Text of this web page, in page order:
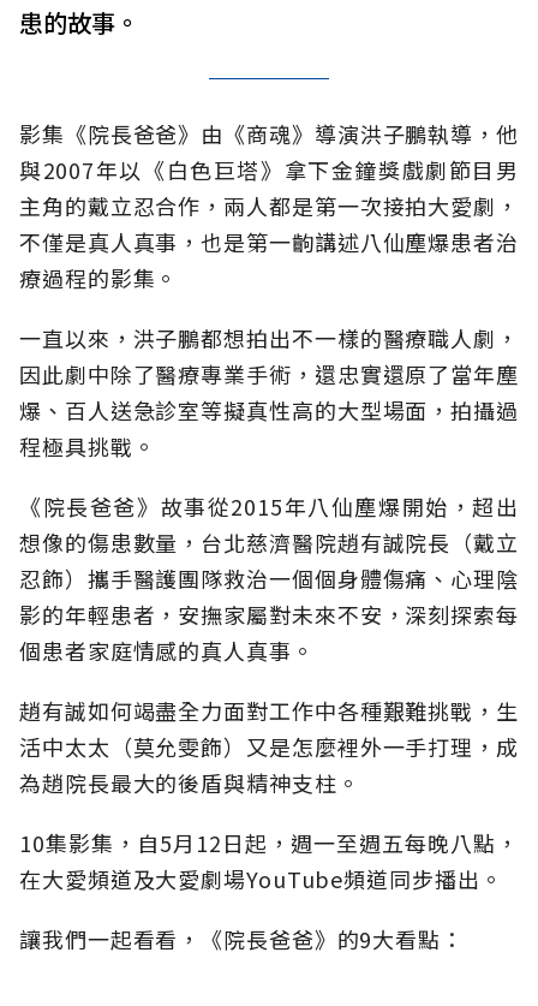
患的故事。
影集《院長爸爸》由《商魂》導演洪子鵬執導，他
與2007年以《白色巨塔》拿下金鐘獎戲劇節目男
主角的戴立忍合作，兩人都是第一次接拍大愛劇，
不僅是真人真事，也是第一齣講述八仙塵爆患者治
療過程的影集。
一直以來，洪子鵬都想拍出不一樣的醫療職人劇，
因此劇中除了醫療專業手術，還忠實還原了當年塵
爆、百人送急診室等擬真性高的大型場面，拍攝過
程極具挑戰。
《院長爸爸》故事從2015年八仙塵爆開始，超出
想像的傷患數量，台北慈濟醫院趙有誠院長（戴立
忍飾）攜手醫護團隊救治一個個身體傷痛、心理陰
影的年輕患者，安撫家屬對未來不安，深刻探索每
個患者家庭情感的真人真事。
趙有誠如何竭盡全力面對工作中各種艱難挑戰，生
活中太太（莫允雯飾）又是怎麼裡外一手打理，成
為趙院長最大的後盾與精神支柱。
10集影集，自5月12日起，週一至週五每晚八點，
在大愛頻道及大愛劇場YouTube頻道同步播出。
讓我們一起看看，《院長爸爸》的9大看點：